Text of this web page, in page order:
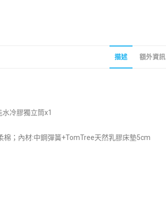
描述 額外資訊
冷膠獨立筒x1
棉；內材:中鋼彈簧+TomTree天然乳膠床墊5cm